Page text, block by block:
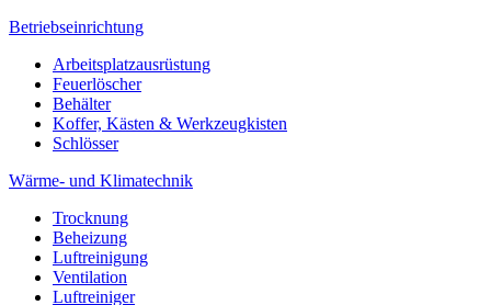
Betriebseinrichtung
Arbeitsplatzausrüstung
Feuerlöscher
Behälter
Koffer, Kästen & Werkzeugkisten
Schlösser
Wärme- und Klimatechnik
Trocknung
Beheizung
Luftreinigung
Ventilation
Luftreiniger